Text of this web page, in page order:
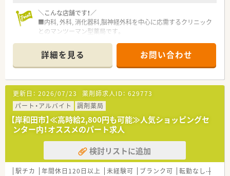
＼こんな店舗です！／
■内科, 外科, 消化器科,脳神経外科を中心に応需するクリニック
とのマンツーマン型薬局です。
薬剤師は常時2名～3名体制で対応しています。
■薬局長は男性です！（2022年3月現在）
■ガラス張りのお店！太陽の日差しが入り込み明るい店内です。
＼働きやすさの理由♪／
■お休みの取りやすさ
社員の働きやすさを重視している職場です。
エリアマネージャーも店舗に足を運び、
希望休が取得しやすいよう調整しています！
■すぐに慣れる職場環境の充実
ボイス薬歴も導入されており、
薬剤師がよりスムーズに調剤、安心して服薬指導できるよう
監査システムなども整っています！
詳細を見る お問い合わせ
更新日： 2026/07/23 薬剤師求人ID： 629773
パート・アルバイト
調剤薬局
【岸和田市】≪高時給2,800円も可能≫人気ショッピングセ
ンター内！オススメのパート求人
検討リストに追加
駅チカ 年間休日120日以上 未経験可 ブランク可 転勤なし